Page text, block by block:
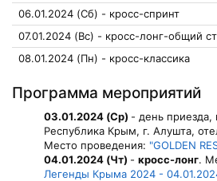
06.01.2024 (Сб) - кросс-спринт
07.01.2024 (Вс) - кросс-лонг-общий
08.01.2024 (Пн) - кросс-классика
Программа мероприятий
03.01.2024 (Ср) - день приезда,
Республика Крым, г. Алушта,
Место проведения: "GOLDEN
04.01.2024 (Чт) - кросс-лонг.
Легенды Крыма 2024 -